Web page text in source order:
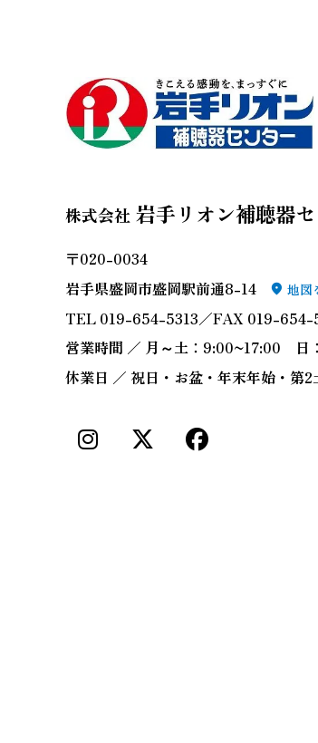
株式会社 岩手リオン補聴器
〒020-0034
岩手県盛岡市盛岡駅前通8-14
地図
TEL 019-654-5313／FAX 019-654-
営業時間 ／ 月～土：9:00~17:00 日
休業日 ／ 祝日・お盆・年末年始・第